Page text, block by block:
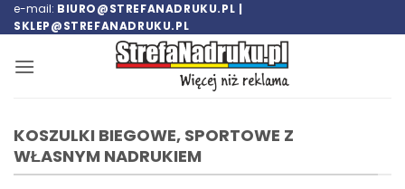
Przewiń
do
zawartości
e-mail: BIURO@STREFANADRUKU.PL |
SKLEP@STREFANADRUKU.PL
KOSZULKI BIEGOWE, SPORTOWE Z
WŁASNYM NADRUKIEM